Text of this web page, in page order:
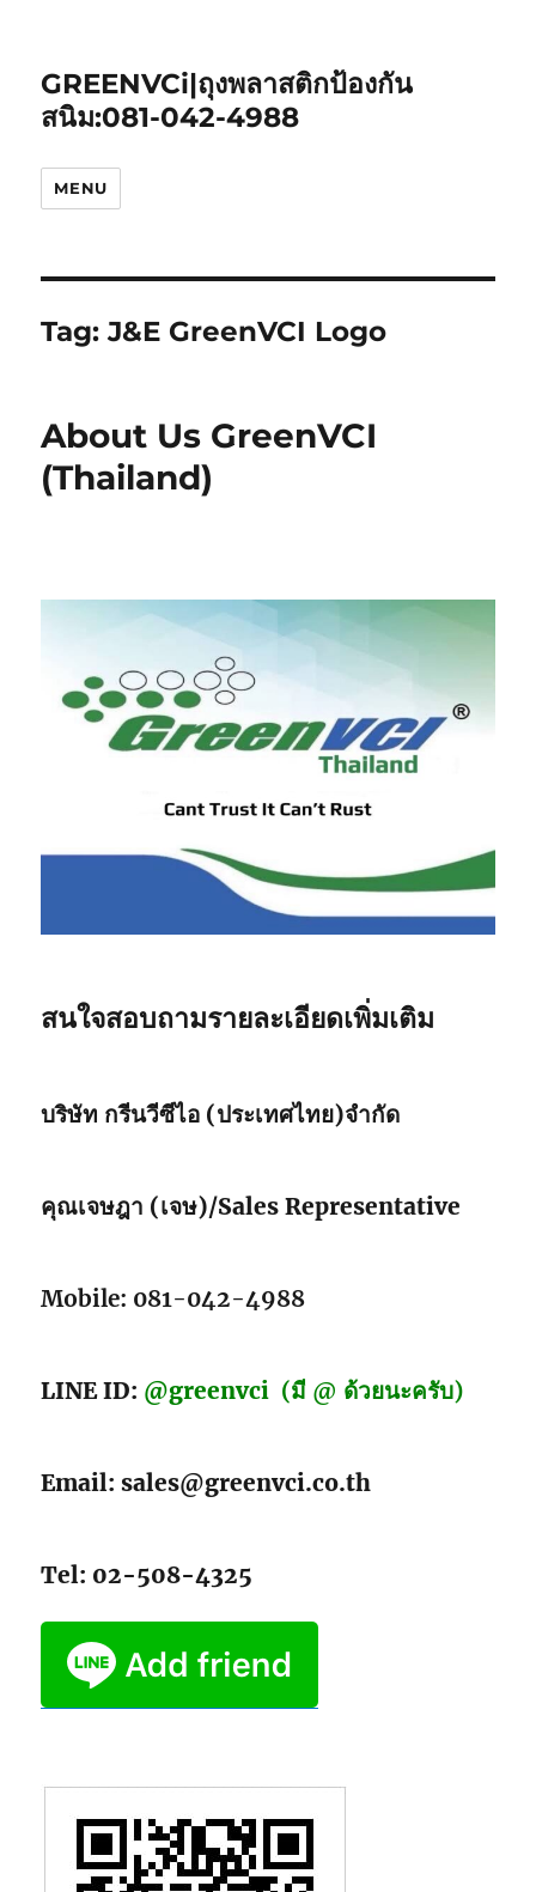
GREENVCi|ถุงพลาสติกป้องกัน
สนิม:081-042-4988
MENU
Tag:J&E GreenVCI Logo
About Us GreenVCI
(Thailand)
สนใจสอบถามรายละเอียดเพิ่มเติม
บริษัท กรีนวีซีไอ (ประเทศไทย)จำกัด
คุณเจษฎา (เจษ)/Sales Representative
Mobile: 081-042-4988
LINE ID: @greenvci (มี @ ด้วยนะครับ)
Email: sales@greenvci.co.th
Tel: 02-508-4325